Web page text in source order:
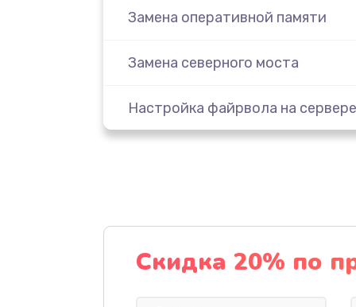
Замена оперативной памяти
Замена северного моста
Настройка файрвола на сервере
Ремонт ленточной библиотеки
Скидка 20% по